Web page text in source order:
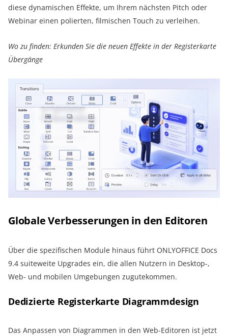
diese dynamischen Effekte, um Ihrem nächsten Pitch oder
Webinar einen polierten, filmischen Touch zu verleihen.
Wo zu finden: Erkunden Sie die neuen Effekte in der Registerkarte
Übergänge
Globale Verbesserungen in den Editoren
Über die spezifischen Module hinaus führt ONLYOFFICE Docs
9.4 suiteweite Upgrades ein, die allen Nutzern in Desktop-,
Web- und mobilen Umgebungen zugutekommen.
Dedizierte Registerkarte Diagrammdesign
Das Anpassen von Diagrammen in den Web-Editoren ist jetzt